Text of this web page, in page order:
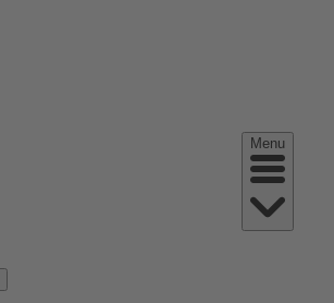
Menu